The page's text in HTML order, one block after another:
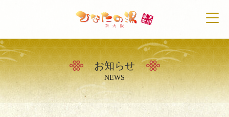
トップ
天然温泉について
お知らせ
NEWS